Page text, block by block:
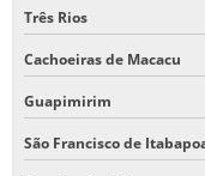
Três Rios
Cachoeiras de Macacu
Guapimirim
São Francisco de